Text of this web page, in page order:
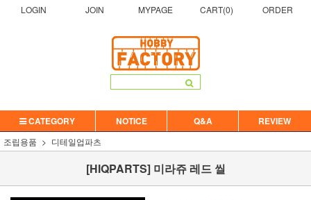
LOGIN JOIN MYPAGE CART(0) ORDER
CATEGORY NOTICE Q&A REVIEW
조립용품 디테일업파츠
[HIQPARTS] 미라쥬 레드 씰